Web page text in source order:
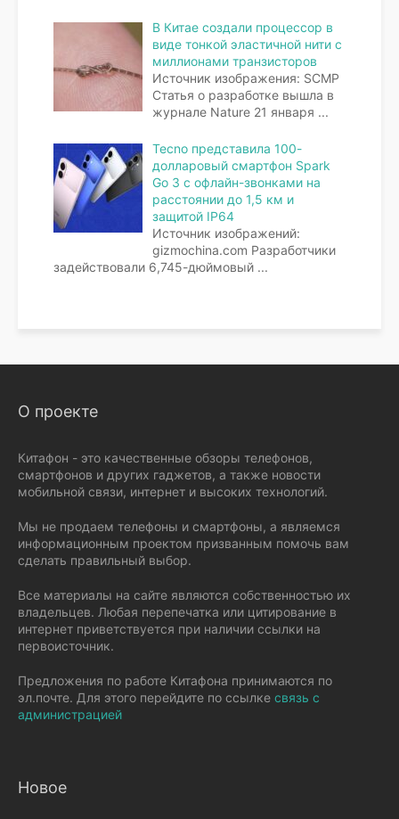
В Китае создали процессор в
виде тонкой эластичной нити с
миллионами транзисторов
Источник изображения: SCMP
Статья о разработке вышла в
журнале Nature 21 января ...
Tecno представила 100-
долларовый смартфон Spark
Go 3 с офлайн-звонками на
расстоянии до 1,5 км и
защитой IP64
Источник изображений:
gizmochina.com Разработчики
задействовали 6,745-дюймовый ...
О проекте
Китафон - это качественные обзоры телефонов,
смартфонов и других гаджетов, а также новости
мобильной связи, интернет и высоких технологий.
Мы не продаем телефоны и смартфоны, а являемся
информационным проектом призванным помочь вам
сделать правильный выбор.
Все материалы на сайте являются собственностью их
владельцев. Любая перепечатка или цитирование в
интернет приветствуется при наличии ссылки на
первоисточник.
Предложения по работе Китафона принимаются по
эл.почте. Для этого перейдите по ссылке связь с
администрацией
Новое